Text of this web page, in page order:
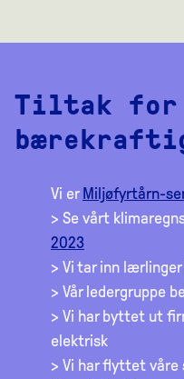
Tiltak for
Vi er Miljøfyrtårn-
> Se vårt
2023
> Vi tar inn
> Vår ledergruppe
> Vi har byttet ut
elektrisk
> Vi har flyttet våre